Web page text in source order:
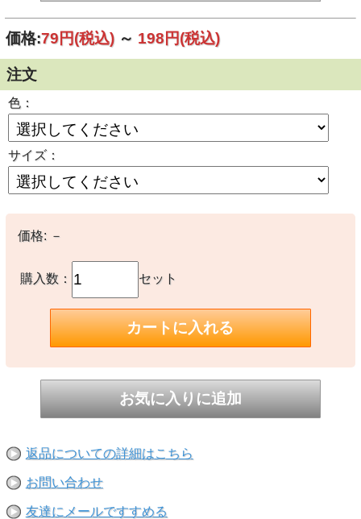
価格:79円(税込) ～ 198円(税込)
注文
色：
サイズ：
価格:－
購入数： セット
返品についての詳細はこちら
お問い合わせ
友達にメールですすめる